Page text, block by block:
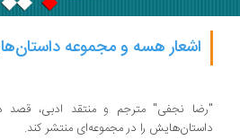
اشعار هسه و مجموعه
"رضا نجفی" مترجم و منتقد ادبی، قصد
داستان‌هایش را در مجموعه‌ای منتشر کند.